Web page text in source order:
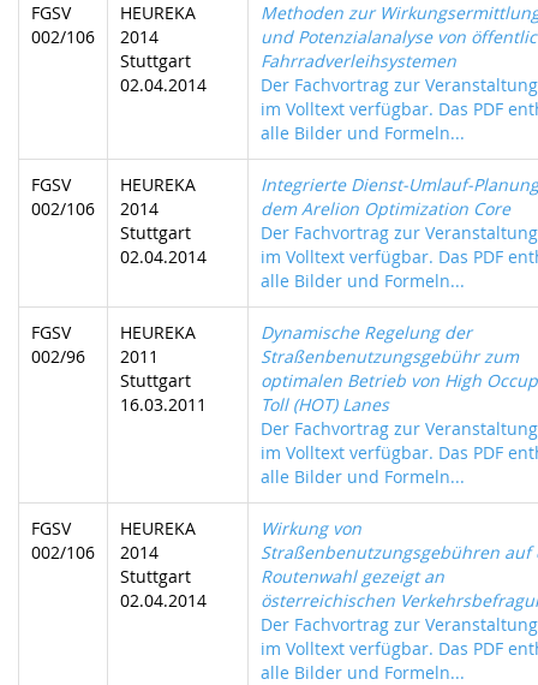
FGSV
002/106
HEUREKA
2014
Stuttgart
02.04.2014
Methoden zur
und Potenzialanalyse von
Fahrradverleihsystemen
Der Fachvortrag zur
im Volltext verfügbar. Das PDF
alle Bilder und Formeln...
FGSV
002/106
HEUREKA
2014
Stuttgart
02.04.2014
Integrierte Dienst-Umlauf-
dem Arelion Optimization Core
Der Fachvortrag zur
im Volltext verfügbar. Das PDF
alle Bilder und Formeln...
FGSV
002/96
HEUREKA
2011
Stuttgart
16.03.2011
Dynamische Regelung der
Straßenbenutzungsgebühr zum
optimalen Betrieb von High
Toll (HOT) Lanes
Der Fachvortrag zur
im Volltext verfügbar. Das PDF
alle Bilder und Formeln...
FGSV
002/106
HEUREKA
2014
Stuttgart
02.04.2014
Wirkung von
Straßenbenutzungsgebühren auf
Routenwahl gezeigt an
österreichischen
Der Fachvortrag zur
im Volltext verfügbar. Das PDF
alle Bilder und Formeln...